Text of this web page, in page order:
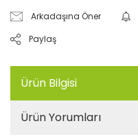
Arkadaşına Öner
Paylaş
Ürün Bilgisi
Ürün Yorumları